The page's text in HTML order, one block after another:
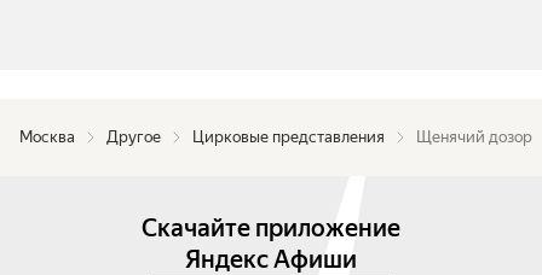
Москва Другое Цирковые представления Щенячий дозор
Скачайте приложение
Яндекс Афиши